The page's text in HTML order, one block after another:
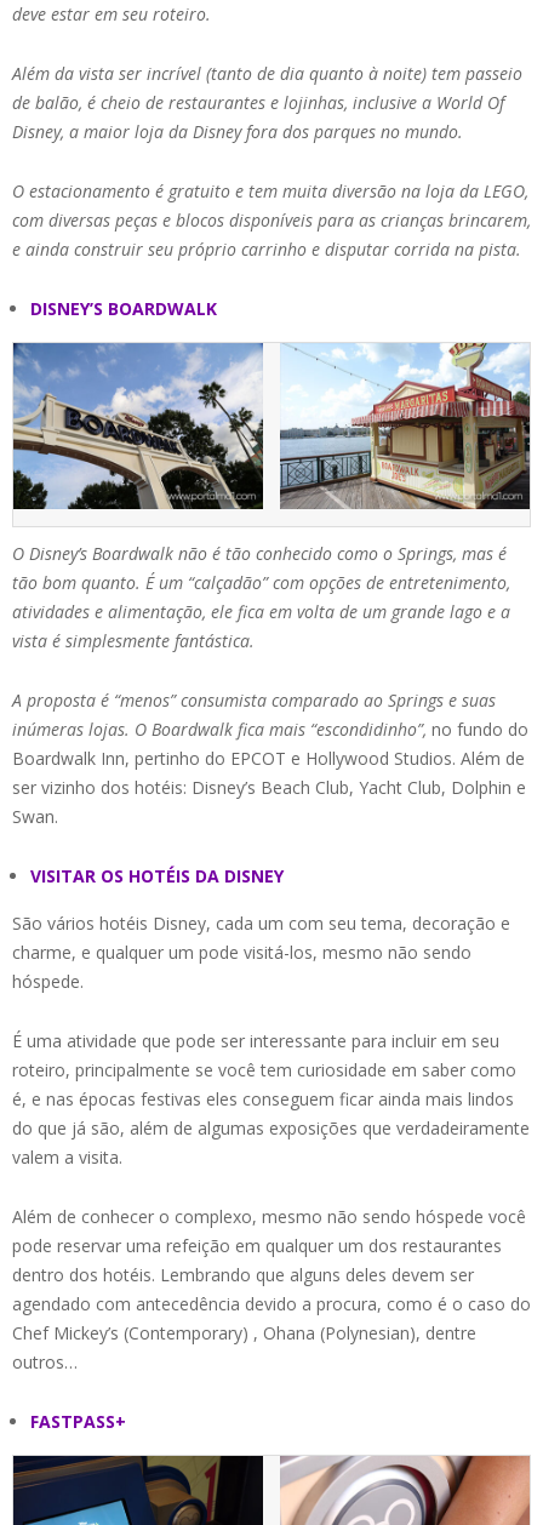
deve estar em seu roteiro.
Além da vista ser incrível (tanto de dia quanto à noite) tem passeio
de balão, é cheio de restaurantes e lojinhas, inclusive a World Of
Disney, a maior loja da Disney fora dos parques no mundo.
O estacionamento é gratuito e tem muita diversão na loja da LEGO,
com diversas peças e blocos disponíveis para as crianças brincarem,
e ainda construir seu próprio carrinho e disputar corrida na pista.
DISNEY’S BOARDWALK
O Disney’s Boardwalk não é tão conhecido como o Springs, mas é
tão bom quanto. É um “calçadão” com opções de entretenimento,
atividades e alimentação, ele fica em volta de um grande lago e a
vista é simplesmente fantástica.
A proposta é “menos” consumista comparado ao Springs e suas
inúmeras lojas. O Boardwalk fica mais “escondidinho”, no fundo do
Boardwalk Inn, pertinho do EPCOT e Hollywood Studios. Além de
ser vizinho dos hotéis: Disney’s Beach Club, Yacht Club, Dolphin e
Swan.
VISITAR OS HOTÉIS DA DISNEY
São vários hotéis Disney, cada um com seu tema, decoração e
charme, e qualquer um pode visitá-los, mesmo não sendo
hóspede.
É uma atividade que pode ser interessante para incluir em seu
roteiro, principalmente se você tem curiosidade em saber como
é, e nas épocas festivas eles conseguem ficar ainda mais lindos
do que já são, além de algumas exposições que verdadeiramente
valem a visita.
Além de conhecer o complexo, mesmo não sendo hóspede você
pode reservar uma refeição em qualquer um dos restaurantes
dentro dos hotéis. Lembrando que alguns deles devem ser
agendado com antecedência devido a procura, como é o caso do
Chef Mickey’s (Contemporary) , Ohana (Polynesian), dentre
outros…
FASTPASS+